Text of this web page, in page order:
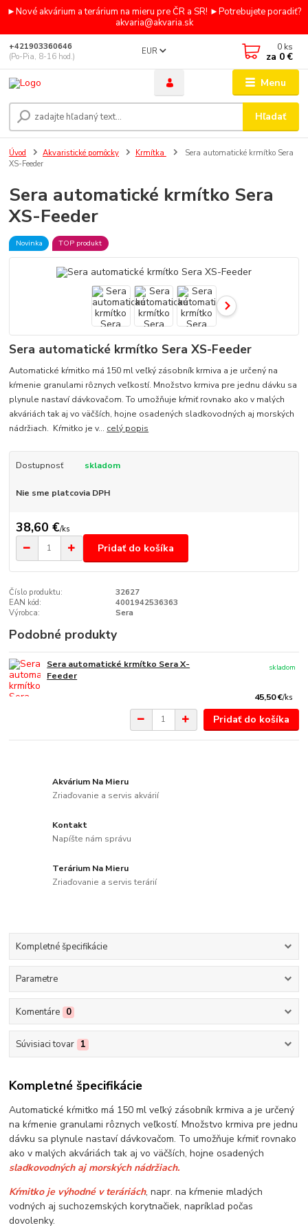
►Nové akvárium a terárium na mieru pre ČR a SR! ►Potrebujete poradiť?
akvaria@akvaria.sk
Menu
EUR
Hľadať
+421903360646
(Po-Pia, 8-16 hod.)
0 ks
za 0 €
Úvod Akvaristické pomôcky Krmítka
Sera automatické krmítko Sera
XS-Feeder
Sera automatické krmítko Sera
XS-Feeder
Novinka TOP produkt
Sera automatické krmítko Sera XS-Feeder
Automatické kŕmitko má 150 ml veľký zásobník krmiva a je určený na
kŕmenie granulami rôznych veľkostí. Množstvo krmiva pre jednu dávku sa
plynule nastaví dávkovačom. To umožňuje kŕmiť rovnako ako v malých
akváriách tak aj vo väčších, hojne osadených sladkovodných aj morských
nádržiach. Kŕmitko je v... celý popis
Dostupnosť skladom
Nie sme platcovia DPH
38,60 €/ks
Pridať do košíka
Číslo produktu:
32627
EAN kód:
4001942536363
Výrobca:
Sera
Podobné produkty
Sera automatické krmítko Sera X-
Feeder
45,50 €/ks
skladom
Pridať do košíka
Akvárium Na Mieru
Zriaďovanie a servis akvárií
Kontakt
Napíšte nám správu
Terárium Na Mieru
Zriaďovanie a servis terárií
Kompletné špecifikácie
Parametre
Komentáre 0
Súvisiaci tovar 1
Kompletné špecifikácie
Automatické kŕmitko má 150 ml veľký zásobník krmiva a je určený
na kŕmenie granulami rôznych veľkostí. Množstvo krmiva pre jednu
dávku sa plynule nastaví dávkovačom. To umožňuje kŕmiť rovnako
ako v malých akváriách tak aj vo väčších, hojne osadených
sladkovodných aj morských nádržiach.
Kŕmitko je výhodné v teráriách, napr. na kŕmenie mladých
vodných aj suchozemských korytnačiek, napríklad počas
dovolenky.